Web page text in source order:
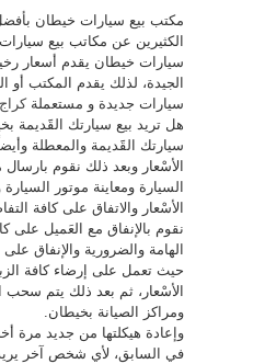
مكتب بيع سيارات خيطان
الكثيرين عن مكاتب بيع
سيارات خيطان يقدم أسعار
الجيدة، لذلك يقدم المكتب أو
سيارات جديدة و مستعملةكراج
هل تريد بيع سيارتك القََديمة
سيارتك القََديمة والمعطلة
الأسْعار وبعد ذلك نقوم
السيارة ومعاينة موتور السيارة
الأسْعار والاتفاق على كافة
نقوم بالإنفاق مع العَميل على
الهامة والضرورية والإنفاق
حيث تعمل على إرضاء كافة
الأسْعار، ثم بعد ذلك يتم
ومراكز الصيانة بخيطان.
وإعادة هيكلتها من جديد مرة
في السابق، لأي شخص آخر